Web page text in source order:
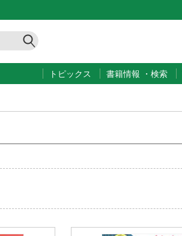
トピックス 書籍情報 ・ 検索